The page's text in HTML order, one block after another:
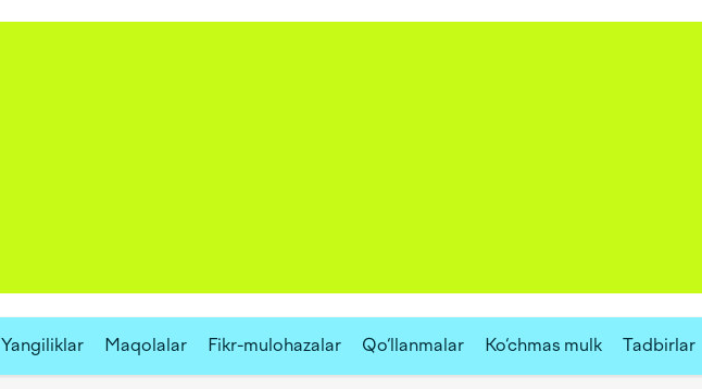
Yangiliklar Maqolalar Fikr-mulohazalar Qo‘llanmalar Ko‘chmas mulk Tadbirlar